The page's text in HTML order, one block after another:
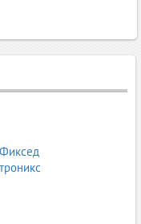
различни
сапунени